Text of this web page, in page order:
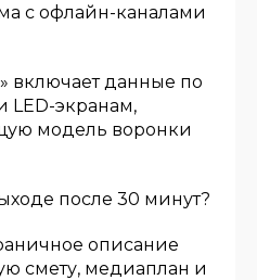
с офлайн-каналами
включает данные по
LED-экранам,
модель воронки
после 30 минут?
описание
смету, медиаплан и